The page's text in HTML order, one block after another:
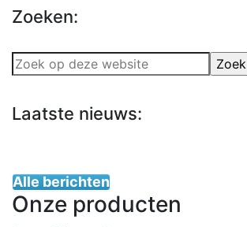
Zoeken:
Zoek
op
website
Laatste nieuws:
Alle berichten
Onze producten